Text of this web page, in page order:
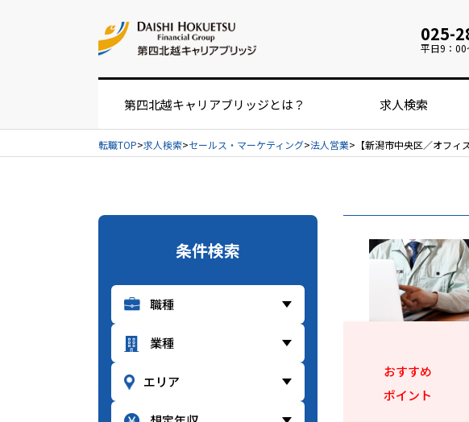
025-
平日9：00
第四北越キャリアブリッジとは？
お仕事紹介の流れ
経営者・人事担当者様へ
求人検索
転職TOP 求人検索 セールス・マーケティング 法人営業 【新潟市中央区／オフ
条件検索
おすすめ
ポイント